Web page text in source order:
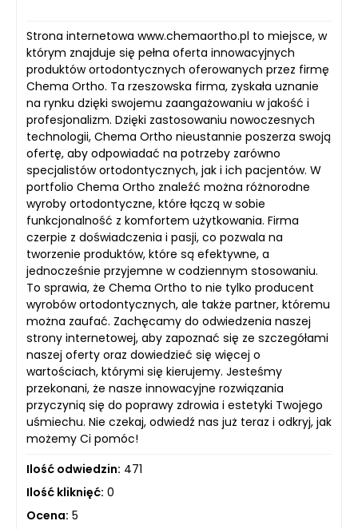
Strona internetowa www.chemaortho.pl to miejsce, w
którym znajduje się pełna oferta innowacyjnych
produktów ortodontycznych oferowanych przez firmę
Chema Ortho. Ta rzeszowska firma, zyskała uznanie
na rynku dzięki swojemu zaangażowaniu w jakość i
profesjonalizm. Dzięki zastosowaniu nowoczesnych
technologii, Chema Ortho nieustannie poszerza swoją
ofertę, aby odpowiadać na potrzeby zarówno
specjalistów ortodontycznych, jak i ich pacjentów. W
portfolio Chema Ortho znaleźć można różnorodne
wyroby ortodontyczne, które łączą w sobie
funkcjonalność z komfortem użytkowania. Firma
czerpie z doświadczenia i pasji, co pozwala na
tworzenie produktów, które są efektywne, a
jednocześnie przyjemne w codziennym stosowaniu.
To sprawia, że Chema Ortho to nie tylko producent
wyrobów ortodontycznych, ale także partner, któremu
można zaufać. Zachęcamy do odwiedzenia naszej
strony internetowej, aby zapoznać się ze szczegółami
naszej oferty oraz dowiedzieć się więcej o
wartościach, którymi się kierujemy. Jesteśmy
przekonani, że nasze innowacyjne rozwiązania
przyczynią się do poprawy zdrowia i estetyki Twojego
uśmiechu. Nie czekaj, odwiedź nas już teraz i odkryj, jak
możemy Ci pomóc!
Ilość odwiedzin: 471
Ilość kliknięć: 0
Ocena: 5